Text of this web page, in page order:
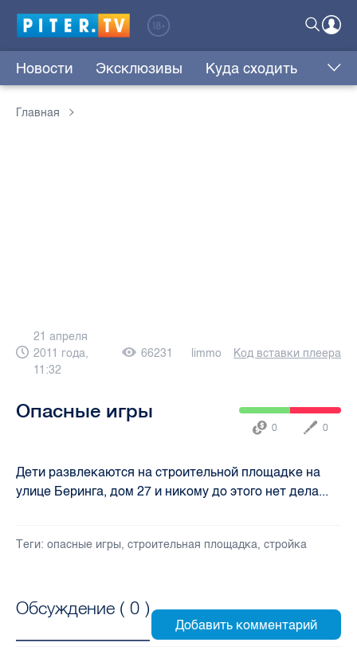
Новости Эксклюзивы Куда сходить
Главная
21 апреля
2011 года,
11:32
66231 limmo Код вставки плеера
Опасные игры
0 0
Дети развлекаются на строительной площадке на
улице Беринга, дом 27 и никому до этого нет дела...
Теги: опасные игры, строительная площадка, стройка
Обсуждение ( 0 )